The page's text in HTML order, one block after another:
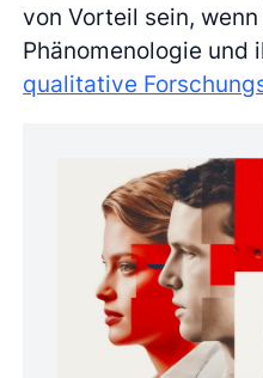
von Vorteil sein,
Phänomenologie und
qualitative